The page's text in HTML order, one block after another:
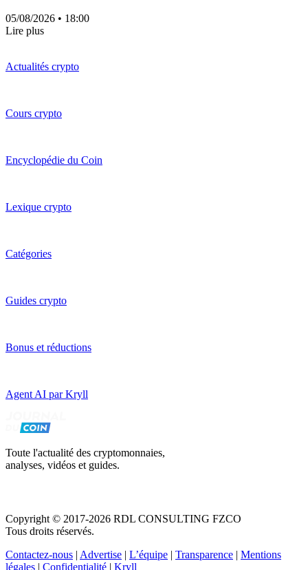
05/08/2026 • 18:00
Lire plus
Actualités crypto
Cours crypto
Encyclopédie du Coin
Lexique crypto
Catégories
Guides crypto
Bonus et réductions
Agent AI par Kryll
Toute l'actualité des cryptomonnaies,
analyses, vidéos et guides.
Copyright © 2017-2026 RDL CONSULTING FZCO
Tous droits réservés.
Contactez-nous | Advertise | L’équipe | Transparence | Mentions
légales | Confidentialité | Kryll